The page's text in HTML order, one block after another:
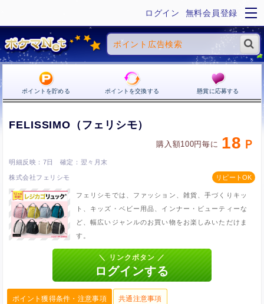
ログイン 無料会員登録
ポイントを貯める ポイントを交換する 懸賞に応募する
FELISSIMO（フェリシモ）
購入額100円毎に 18
7日 翌々月末
株式会社フェリシモ
フェリシモでは、ファッション、雑貨、手づくりキッ
ト、キッズ・ベビー用品、インナー・ビューティーな
ど、幅広いジャンルのお買い物をお楽しみいただけま
す。
ポイント獲得条件・注意事項 共通注意事項